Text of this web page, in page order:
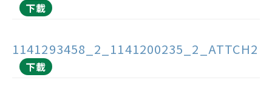
下載
1141293458_2_1141200235_2_ATTCH2
下載